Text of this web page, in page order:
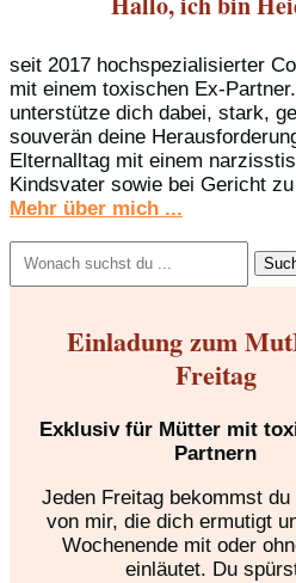
seit 2017 hochspezialisierter
mit einem toxischen Ex-
unterstütze dich dabei, stark,
souverän deine
Elternalltag mit einem
Kindsvater sowie bei Gericht
Mehr über mich ...
nach:
Einladung zum
Freitag
Exklusiv für Mütter mit
Partnern
Jeden Freitag bekommst du
von mir, die dich ermutigt
Wochenende mit oder
einläutet. Du